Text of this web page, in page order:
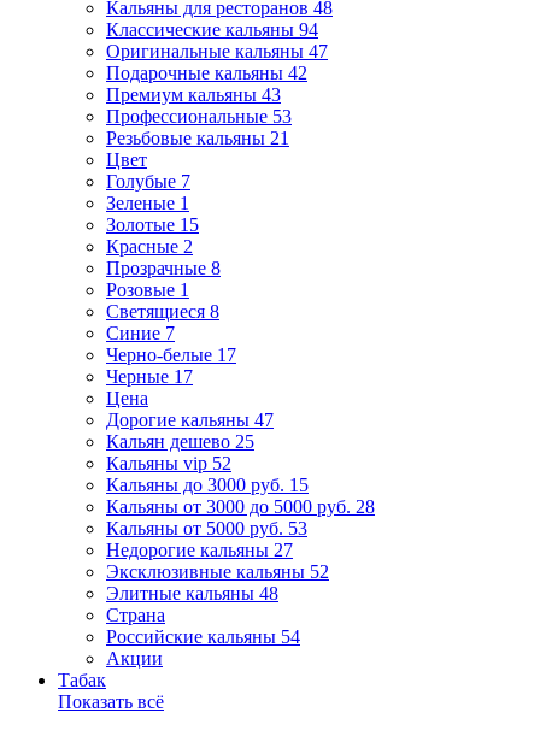
Кальяны для ресторанов 48
Классические кальяны 94
Оригинальные кальяны 47
Подарочные кальяны 42
Премиум кальяны 43
Профессиональные 53
Резьбовые кальяны 21
Цвет
Голубые 7
Зеленые 1
Золотые 15
Красные 2
Прозрачные 8
Розовые 1
Светящиеся 8
Синие 7
Черно-белые 17
Черные 17
Цена
Дорогие кальяны 47
Кальян дешево 25
Кальяны vip 52
Кальяны до 3000 руб. 15
Кальяны от 3000 до 5000 руб. 28
Кальяны от 5000 руб. 53
Недорогие кальяны 27
Эксклюзивные кальяны 52
Элитные кальяны 48
Страна
Российские кальяны 54
Акции
Табак
Показать всё